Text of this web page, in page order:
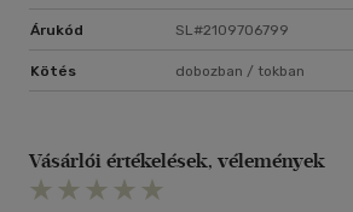
Árukód SL#2109706799
Kötés dobozban / tokban
Vásárlói értékelések, vélemények